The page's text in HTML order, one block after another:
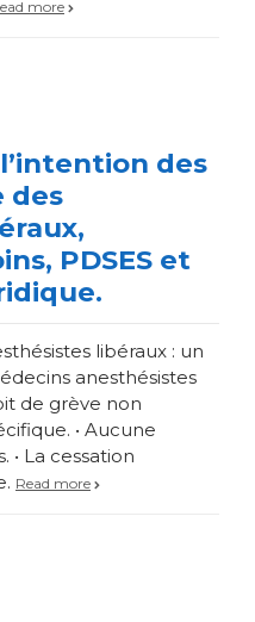
more
des
des
PDSES et
libéraux : un
anesthésistes
de grève non
• Aucune
• La cessation
Read more